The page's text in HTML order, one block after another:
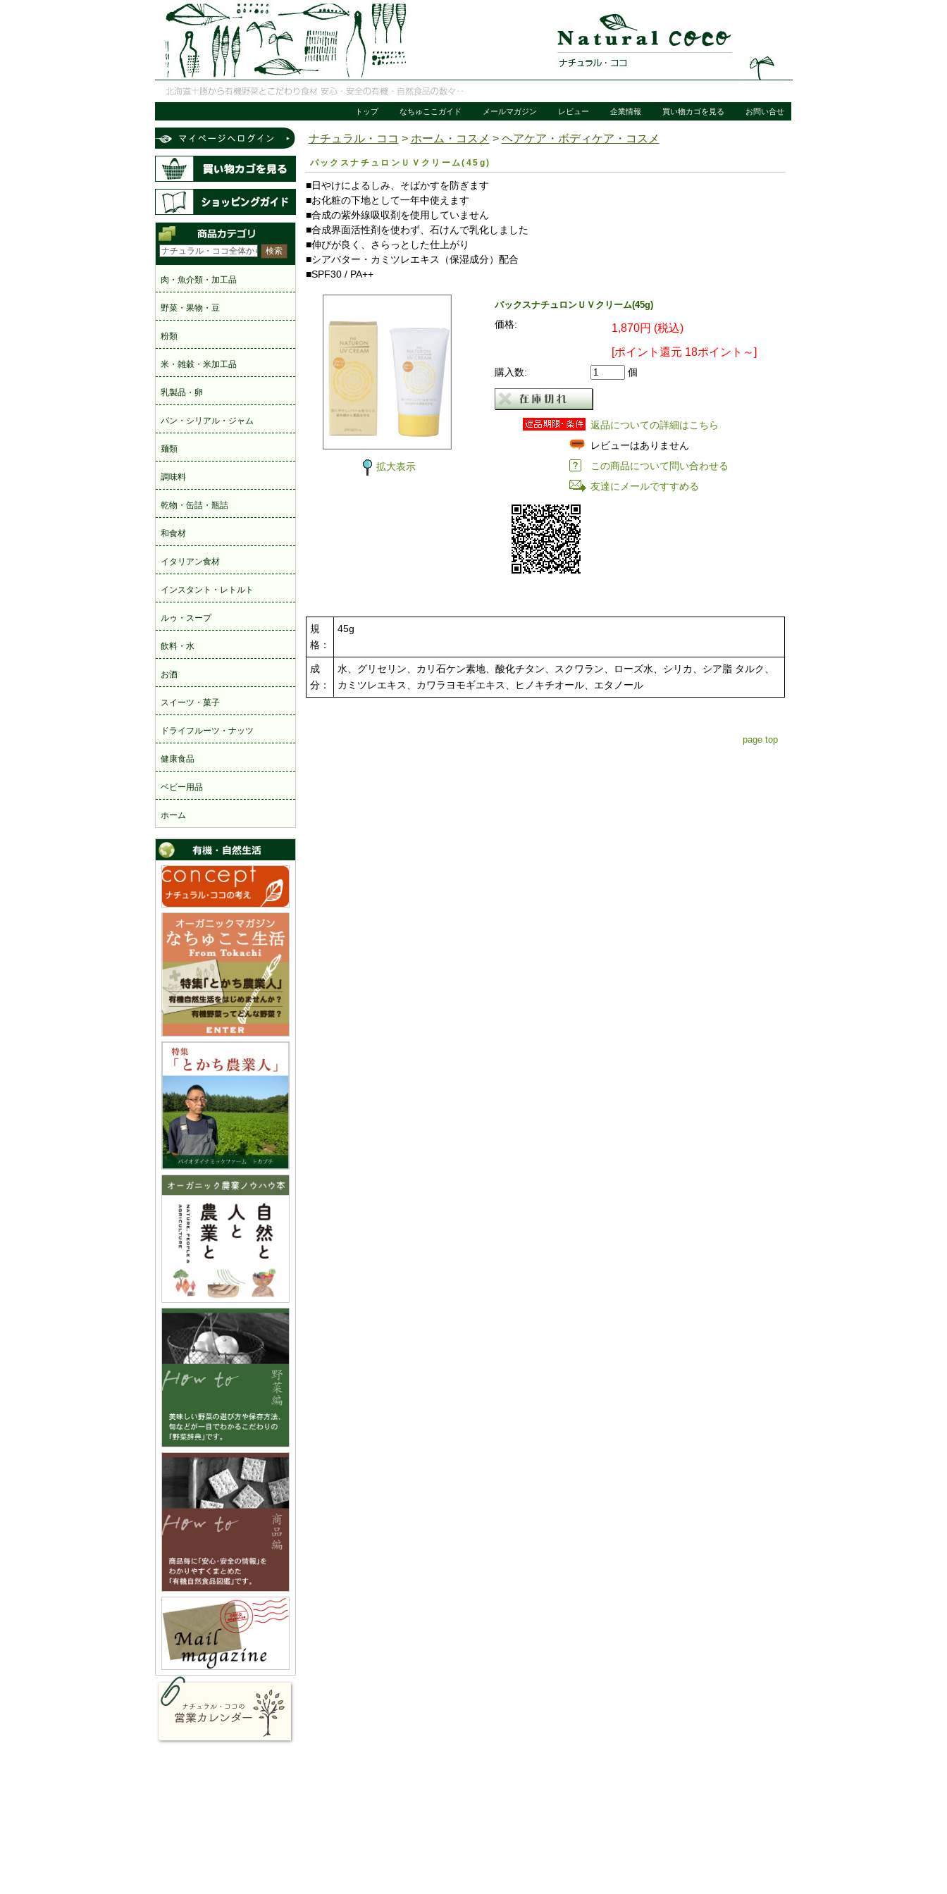
トップ なちゅここガイド メールマガジン レビュー 企業情報 買い物カゴを見る お問い合せ
ナチュラル・ココ > ホーム・コスメ > ヘアケア・ボディケア・コスメ
パックスナチュロンＵＶクリーム(45g)
■日やけによるしみ、そばかすを防ぎます
■お化粧の下地として一年中使えます
■合成の紫外線吸収剤を使用していません
■合成界面活性剤を使わず、石けんで乳化しました
■伸びが良く、さらっとした仕上がり
■シアバター・カミツレエキス（保湿成分）配合
■SPF30 / PA++
拡大表示
パックスナチュロンＵＶクリーム(45g)
価格:
1,870円 (税込)
[ポイント還元 18ポイント～]
購入数: 個
返品についての詳細はこちら
レビューはありません
この商品について問い合わせる
友達にメールですすめる
規
格：
45g
成
分：
水、グリセリン、カリ石ケン素地、酸化チタン、スクワラン、ローズ水、シリカ、シア脂 タルク、
カミツレエキス、カワラヨモギエキス、ヒノキチオール、エタノール
page top